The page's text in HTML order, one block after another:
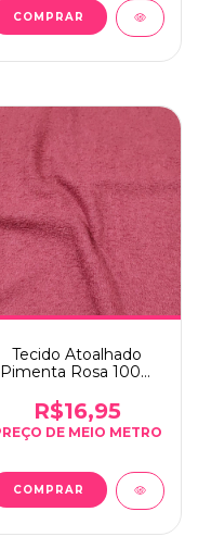
Tecido Atoalhado
Pimenta Rosa 100%
0,5m x 1,40m
R$16,95